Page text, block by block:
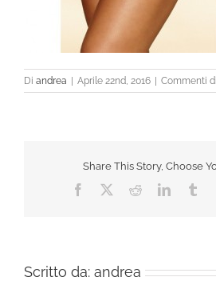
Di andrea Aprile 22nd, 2016 Commenti
Share This Story, Choose
Facebook RedditLinkedIn
Scritto da: andrea